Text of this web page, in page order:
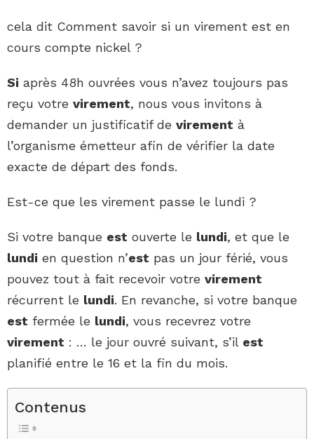
cela dit Comment savoir si un virement est en
cours compte nickel ?
Si après 48h ouvrées vous n’avez toujours pas
reçu votre virement, nous vous invitons à
demander un justificatif de virement à
l’organisme émetteur afin de vérifier la date
exacte de départ des fonds.
Est-ce que les virement passe le lundi ?
Si votre banque est ouverte le lundi, et que le
lundi en question n’est pas un jour férié, vous
pouvez tout à fait recevoir votre virement
récurrent le lundi. En revanche, si votre banque
est fermée le lundi, vous recevrez votre
virement : … le jour ouvré suivant, s’il est
planifié entre le 16 et la fin du mois.
Contenus